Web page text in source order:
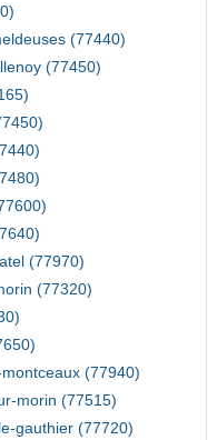
(77440)
(77450)
(77970)
(77320)
(77940)
morin (77515)
gauthier (77720)